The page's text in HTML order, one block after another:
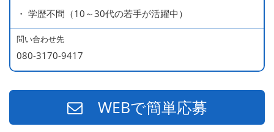
・ 学歴不問（10～30代の若手が活躍中）
問い合わせ先
080-3170-9417
WEBで簡単応募